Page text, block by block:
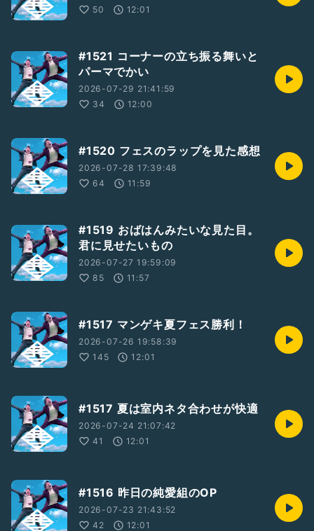
50
12:01
#1521 コーナーの立ち振る舞いと
パーマでかい
2026-07-29 21:41:59
34
12:00
#1520 フェスのラップを見た感想
2026-07-28 17:39:48
64
11:59
#1519 おばはんみたいな見た目。
君に見せたいもの
2026-07-27 19:59:09
85
11:57
#1517 マンゲキ夏フェス勝利！
2026-07-26 19:58:39
145
12:01
#1517 夏は室内ネタ合わせが快適
2026-07-24 21:07:42
41
12:01
#1516 昨日の純愛組のOP
2026-07-23 21:43:52
42
12:01